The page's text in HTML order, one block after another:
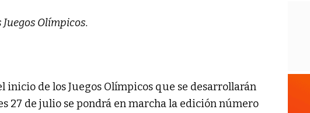
Olímpicos.
inicio de los Juegos Olímpicos que se desarrollarán
27 de julio se pondrá en marcha la edición número